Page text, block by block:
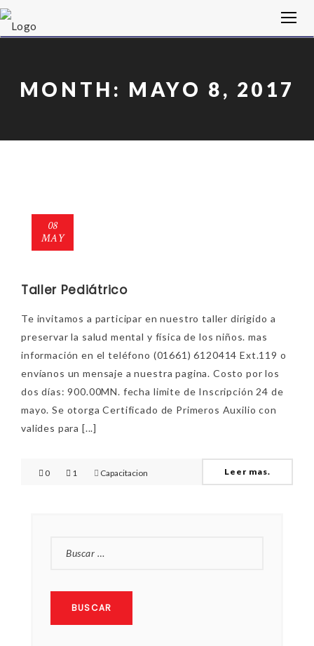
MONTH: MAYO 8, 2017
08
MAY
Taller Pediátrico
Te invitamos a participar en nuestro taller dirigido a
preservar la salud mental y física de los niños. mas
información en el teléfono (01661) 6120414 Ext.119 o
envíanos un mensaje a nuestra pagina. Costo por los
dos días: 900.00MN. fecha limite de Inscripción 24 de
mayo. Se otorga Certificado de Primeros Auxilio con
valides para [...]
0 1 Capacitacion Leer mas.